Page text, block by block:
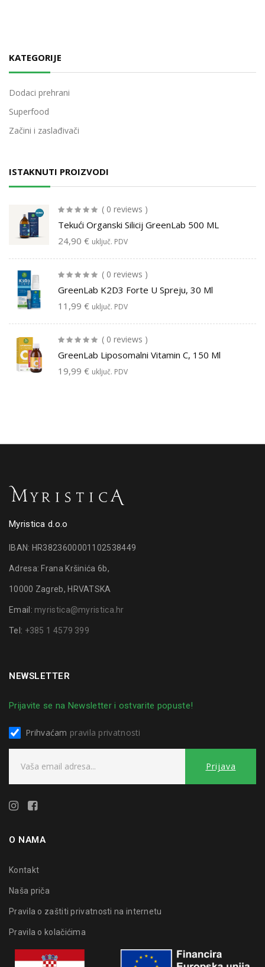
KATEGORIJE
Dodaci prehrani
Superfood
Začini i zaslađivači
ISTAKNUTI PROIZVODI
( 0 reviews )
Tekući Organski Silicij GreenLab 500 ML
24,90 € uključ. PDV
( 0 reviews )
GreenLab K2D3 Forte U Spreju, 30 Ml
11,99 € uključ. PDV
( 0 reviews )
GreenLab Liposomalni Vitamin C, 150 Ml
19,99 € uključ. PDV
Myristica d.o.o
IBAN: HR3823600001102538449
Adresa: Frana Kršinića 6b,
10000 Zagreb, HRVATSKA
Email: myristica@myristica.hr
Tel: +385 1 4579 399
NEWSLETTER
Prijavite se na Newsletter i ostvarite popuste!
Prihvaćam pravila privatnosti
O NAMA
Kontakt
Naša priča
Pravila o zaštiti privatnosti na internetu
Pravila o kolačićima